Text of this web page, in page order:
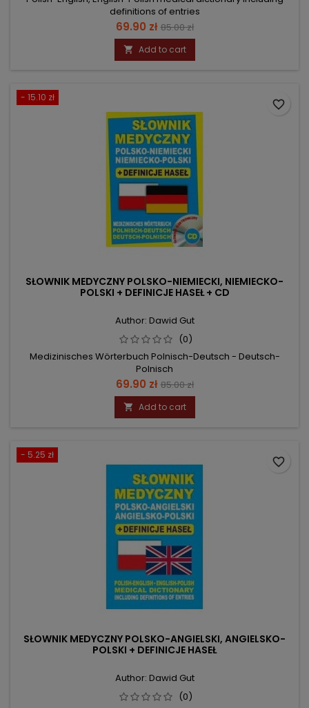
definitions of entries
Price
69.90 zł Regular
price
85.00 zł
 Add to cart
- 15.10 zł
SŁOWNIK MEDYCZNY POLSKO-NIEMIECKI, NIEMIECKO-
POLSKI + DEFINICJE HASEŁ + CD
Author: Dawid Gut
(0)
Medizinisches Wörterbuch Polnisch-Deutsch - Deutsch-
Polnisch
Price
69.90 zł Regular
price
85.00 zł
 Add to cart
favorite_border
- 5.25 zł
SŁOWNIK MEDYCZNY POLSKO-ANGIELSKI, ANGIELSKO-
POLSKI + DEFINICJE HASEŁ
Author: Dawid Gut
(0)
favorite_border